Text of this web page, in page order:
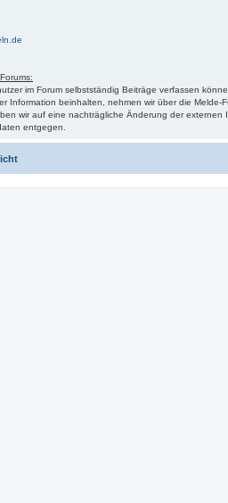
im Forum selbstständig Beiträge verfassen
Information beinhalten, nehmen wir über die
wir auf eine nachträgliche Änderung der
entgegen.